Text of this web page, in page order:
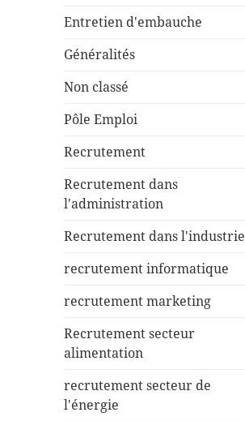
Entretien d'embauche
Généralités
Non classé
Pôle Emploi
Recrutement
Recrutement dans
l'administration
Recrutement dans l'industrie
recrutement informatique
recrutement marketing
Recrutement secteur
alimentation
recrutement secteur de
l'énergie